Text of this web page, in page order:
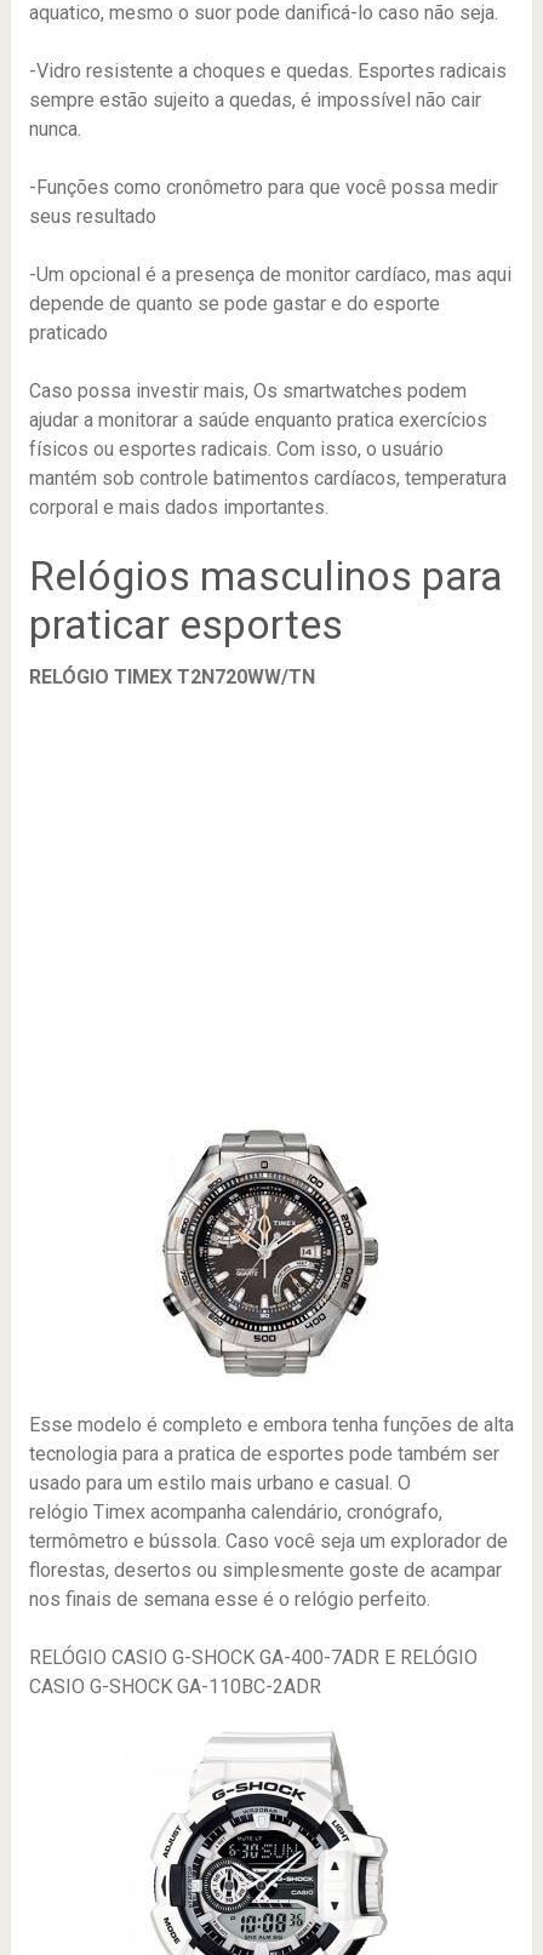
aquatico, mesmo o suor pode danificá-lo caso não seja.
-Vidro resistente a choques e quedas. Esportes radicais
sempre estão sujeito a quedas, é impossível não cair
nunca.
-Funções como cronômetro para que você possa medir
seus resultado
-Um opcional é a presença de monitor cardíaco, mas aqui
depende de quanto se pode gastar e do esporte
praticado
Caso possa investir mais, Os smartwatches podem
ajudar a monitorar a saúde enquanto pratica exercícios
físicos ou esportes radicais. Com isso, o usuário
mantém sob controle batimentos cardíacos, temperatura
corporal e mais dados importantes.
Relógios masculinos para
praticar esportes
RELÓGIO TIMEX T2N720WW/TN
Esse modelo é completo e embora tenha funções de alta
tecnologia para a pratica de esportes pode também ser
usado para um estilo mais urbano e casual. O
relógio Timex acompanha calendário, cronógrafo,
termômetro e bússola. Caso você seja um explorador de
florestas, desertos ou simplesmente goste de acampar
nos finais de semana esse é o relógio perfeito.
RELÓGIO CASIO G-SHOCK GA-400-7ADR E RELÓGIO
CASIO G-SHOCK GA-110BC-2ADR